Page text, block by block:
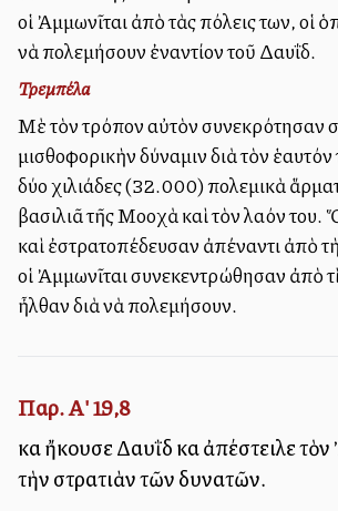
οἱ Ἀμμωνῖται ἀπὸ τὰς πόλεις των, οἱ
νὰ πολεμήσουν ἐναντίον τοῦ Δαυΐδ.
Τρεμπέλα
Μὲ τὸν τρόπον αὐτὸν συνεκρότησαν
μισθοφορικὴν δύναμιν διὰ τὸν
δύο χιλιάδες (32.000) πολεμικὰ
βασιλιᾶ τῆς Μοοχὰ καὶ τὸν λαόν του.
καὶ ἐστρατοπέδευσαν ἀπέναντι ἀπὸ
οἱ Ἀμμωνῖται συνεκεντρώθησαν ἀπὸ
ἦλθαν διὰ νὰ πολεμήσουν.
Παρ. Α' 19,8
καὶ ἤκουσε Δαυῒδ καὶ ἀπέστειλε
τὴν στρατιὰν τῶν δυνατῶν.